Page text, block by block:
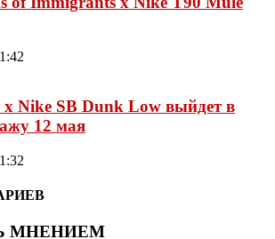
Nike SB Dunk Low выйдет в
12 мая
МНЕНИЕМ